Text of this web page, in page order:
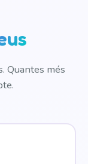
Quantes més